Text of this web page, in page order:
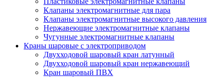
Клапаны электромагнитные для пара
Клапаны электромагнитные высокого давления
Нержавеющие электромагнитные клапаны
Чугунные электромагнитные клапаны
Краны шаровые с электроприводом
Двухходовой шаровый кран латунный
Двухходовой шаровый кран нержавеющий
Кран шаровый ПВХ